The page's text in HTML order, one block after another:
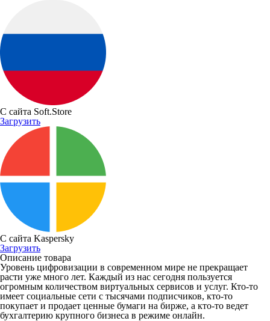
С сайта Soft.Store
Загрузить
С сайта Kaspersky
Загрузить
Описание товара
Уровень цифровизации в современном мире не прекращает
расти уже много лет. Каждый из нас сегодня пользуется
огромным количеством виртуальных сервисов и услуг. Кто-то
имеет социальные сети с тысячами подписчиков, кто-то
покупает и продает ценные бумаги на бирже, а кто-то ведет
бухгалтерию крупного бизнеса в режиме онлайн.